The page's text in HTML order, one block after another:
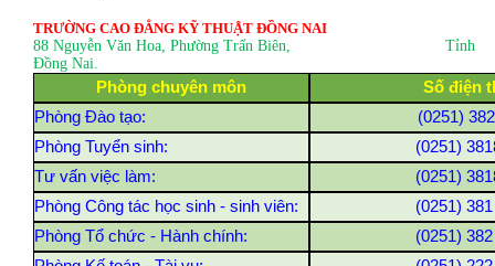
TRƯỜNG CAO ĐẲNG KỸ THUẬT ĐỒNG NAI
88 Nguyễn Văn Hoa, Phường Trấn Biên , Tỉnh
Đồng Nai.
Phòng chuyên môn
Số điện
Phòng Đào tạo:
(0251)
Phòng Tuyển sinh:
(0251)
Tư vấn việc làm:
(0251)
Phòng Công tác học sinh - sinh viên:
(0251)
Phòng Tổ chức - Hành chính:
(0251)